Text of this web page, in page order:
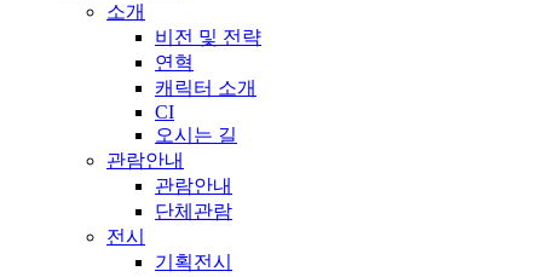
소개
비전 및 전략
연혁
캐릭터 소개
CI
오시는 길
관람안내
관람안내
단체관람
전시
기획전시